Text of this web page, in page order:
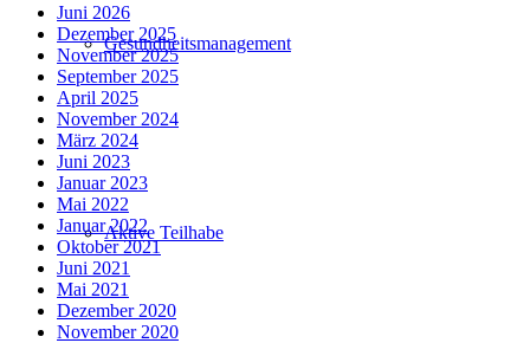
Gesundheitsmanagement
Aktive Teilhabe
Juni 2026
Dezember 2025
November 2025
September 2025
April 2025
November 2024
März 2024
Juni 2023
Januar 2023
Mai 2022
Januar 2022
Oktober 2021
Juni 2021
Mai 2021
Dezember 2020
November 2020